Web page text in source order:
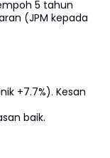
5 tahun
(JPM kepada
+7.7%). Kesan
baik.